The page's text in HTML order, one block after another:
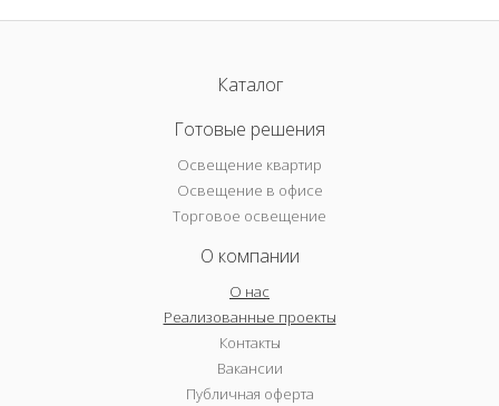
Каталог
Готовые решения
Освещение квартир
Освещение в офисе
Торговое освещение
О компании
О нас
Реализованные проекты
Контакты
Вакансии
Публичная оферта